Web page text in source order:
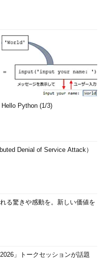
って？（第1章3項）
、つまりプロジェクトをマネ
うことでしょうか？ プロジ
クトの目標を達成するために
ープ）、納期（スケジュー
制約条件とのバランスを取り
トこれら3つの要因を3大制
な成果物を作っても、予算を
ケジュールが遅れたりすれば
は、さまざまな知識やスキ
大制約条件とうまくバランス
いく必要があるのです。
ェクトマネージャの活動を
プロセスとして定義してい
プロセスの詳細は、次回以降
Hello Python (1/3)
Denial of Service Attack）
る驚きや感動を。新しい価値を
」トークセッションが話題